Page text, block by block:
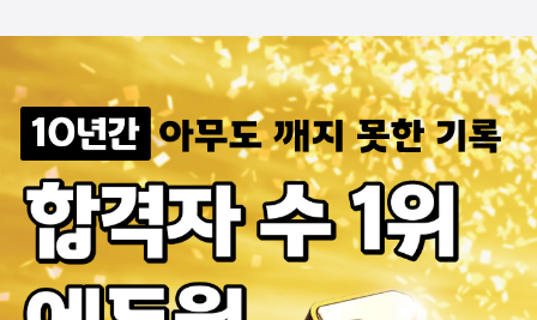
김영복 교수님의 훌룡한 강의 많은 도움이 됩니다.
귀에 쏙쏙들어와요 필요 없는내용을 정리 해주셔서 시간도 단축되고 만족합...
필요한 내용만 잘 정리해서 강의해주십니다.
핵심요약과 설명이 탁월합니다.
전기에 대해 하나도 모르는 초보인데 강의를 듣다 보니 시험에 대한 자신감...